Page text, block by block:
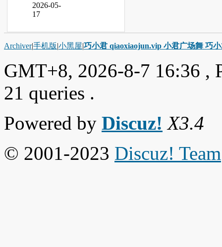
2026-05-
17
Archiver|手机版|小黑屋|巧小君 qiaoxiaojun.vip 小君广场舞 巧
GMT+8, 2026-8-7 16:36 ,
21 queries .
Powered by Discuz! X3.4
© 2001-2023 Discuz! Team